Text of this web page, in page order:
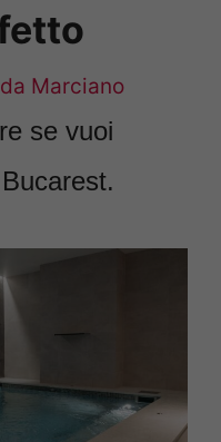
Marciano
se vuoi